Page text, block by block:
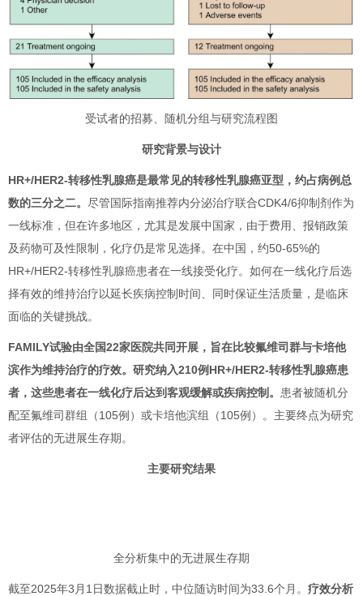
受试者的招募、随机分组与研究流程图
研究背景与设计
HR+/HER2-转移性乳腺癌是最常见的转移性乳腺癌亚型，约占病例总
数的三分之二。 尽管国际指南推荐内分泌治疗联合CDK4/6抑制剂作为
一线标准，但在许多地区，尤其是发展中国家，由于费用、报销政策
及药物可及性限制，化疗仍是常见选择。在中国，约50-65%的
HR+/HER2-转移性乳腺癌患者在一线接受化疗。如何在一线化疗后选
择有效的维持治疗以延长疾病控制时间、同时保证生活质量，是临床
面临的关键挑战。
FAMILY试验由全国22家医院共同开展，旨在比较氟维司群与卡培他
滨作为维持治疗的疗效。研究纳入210例HR+/HER2-转移性乳腺癌患
者，这些患者在一线化疗后达到客观缓解或疾病控制。 患者被随机分
配至氟维司群组（105例）或卡培他滨组（105例）。主要终点为研究
者评估的无进展生存期。
主要研究结果
全分析集中的无进展生存期
截至2025年3月1日数据截止时，中位随访时间为33.6个月。 疗效分析